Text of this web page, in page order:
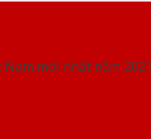
mới nhất năm 2021